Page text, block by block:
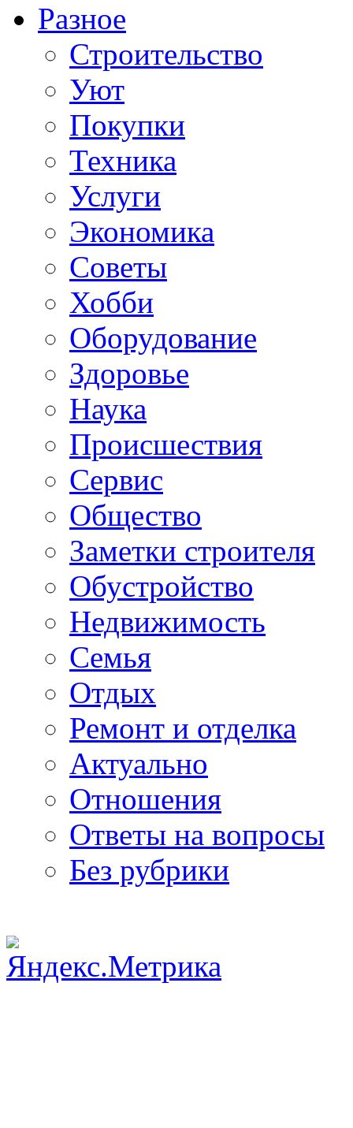
Разное
Строительство
Уют
Покупки
Техника
Услуги
Экономика
Советы
Хобби
Oборудование
Здоровье
Наука
Происшествия
Сервис
Общество
Заметки строителя
Обустройство
Недвижимость
Семья
Отдых
Ремонт и отделка
Актуально
Отношения
Ответы на вопросы
Без рубрики